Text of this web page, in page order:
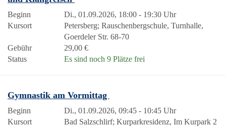
Beginn
Di., 01.09.2026, 18:00 - 19:30 Uhr
Kursort
Petersberg; Rauschenbergschule, Turnhalle,
Goerdeler Str. 68-70
Gebühr
29,00 €
Status
Es sind noch 9 Plätze frei
Gymnastik am Vormittag
Beginn
Di., 01.09.2026, 09:45 - 10:45 Uhr
Kursort
Bad Salzschlirf; Kurparkresidenz, Im Kurpark 2